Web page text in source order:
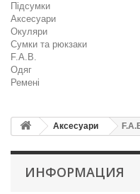
Підсумки
Аксесуари
Окуляри
Сумки та рюкзаки
F.A.B.
Одяг
Ремені
Аксесуари
ИНФОРМАЦИЯ